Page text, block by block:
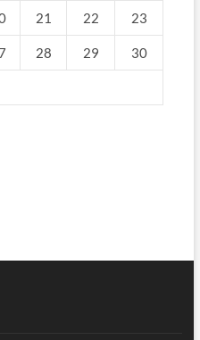
21 22 23
28 29 30